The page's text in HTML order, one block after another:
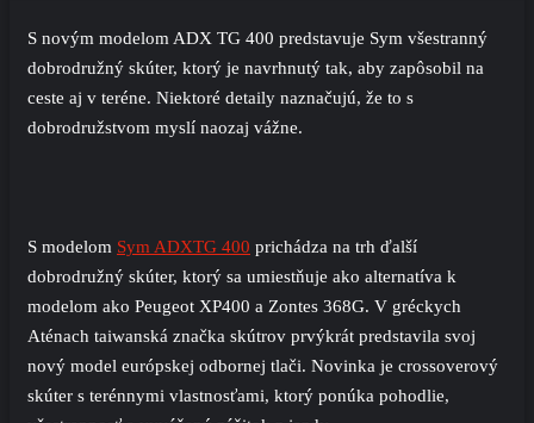
S novým modelom ADX TG 400 predstavuje Sym všestranný
dobrodružný skúter, ktorý je navrhnutý tak, aby zapôsobil na
ceste aj v teréne. Niektoré detaily naznačujú, že to s
dobrodružstvom myslí naozaj vážne.
S modelom Sym ADXTG 400 prichádza na trh ďalší
dobrodružný skúter, ktorý sa umiestňuje ako alternatíva k
modelom ako Peugeot XP400 a Zontes 368G. V gréckych
Aténach taiwanská značka skútrov prvýkrát predstavila svoj
nový model európskej odbornej tlači. Novinka je crossoverový
skúter s terénnymi vlastnosťami, ktorý ponúka pohodlie,